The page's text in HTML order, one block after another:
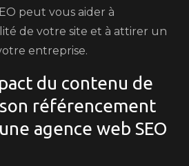
peut vous aider à
de votre site et à attirer un
entreprise.
du contenu de
référencement
agence web SEO